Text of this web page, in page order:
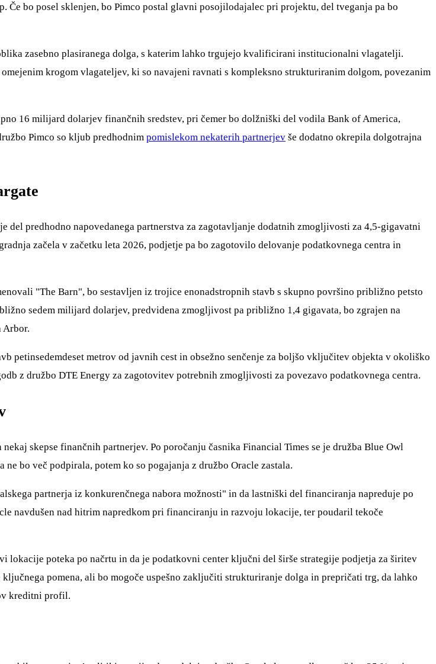
Če bo posel sklenjen, bo Pimco postal glavni posojilodajalec pri projektu, del tveganja pa bo
zasebno plasiranega dolga, s katerim lahko trgujejo kvalificirani institucionalni vlagatelji.
krogom vlagateljev, ki so navajeni ravnati s kompleksno strukturiranim dolgom, povezanim
16 milijard dolarjev finančnih sredstev, pri čemer bo dolžniški del vodila Bank of America,
Pimco so kljub predhodnim pomislekom nekaterih partnerjev še dodatno okrepila dolgotrajna
del predhodno napovedanega partnerstva za zagotavljanje dodatnih zmogljivosti za 4,5-gigavatni
začela v začetku leta 2026, podjetje pa bo zagotovilo delovanje podatkovnega centra in
"The Barn", bo sestavljen iz trojice enonadstropnih stavb s skupno površino približno petsto
sedem milijard dolarjev, predvidena zmogljivost pa približno 1,4 gigavata, bo zgrajen na
Arbor.
petinsedemdeset metrov od javnih cest in obsežno senčenje za boljšo vključitev objekta v okoliško
z družbo DTE Energy za zagotovitev potrebnih zmogljivosti za povezavo podatkovnega centra.
skepse finančnih partnerjev. Po poročanju časnika Financial Times se je družba Blue Owl
bo več podpirala, potem ko so pogajanja z družbo Oracle zastala.
partnerja iz konkurenčnega nabora možnosti" in da lastniški del financiranja napreduje po
navdušen nad hitrim napredkom pri financiranju in razvoju lokacije, ter poudaril tekoče
poteka po načrtu in da je podatkovni center ključni del širše strategije podjetja za širitev
pomena, ali bo mogoče uspešno zaključiti strukturiranje dolga in prepričati trg, da lahko
kreditni profil.